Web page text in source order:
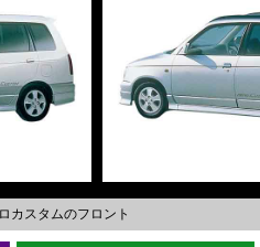
カスタムのフロント